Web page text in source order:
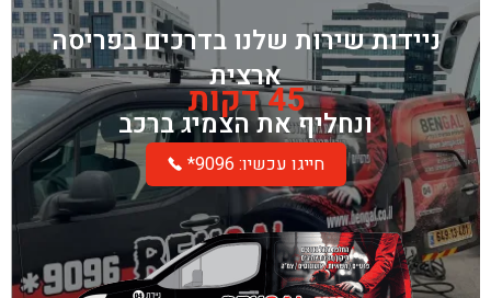
ניידות שירות שלנו בדרכים בפריסה
ארצית
45 דקות
ונחליף את הצמיג ברכב
*חייגו עכשיו: 9096